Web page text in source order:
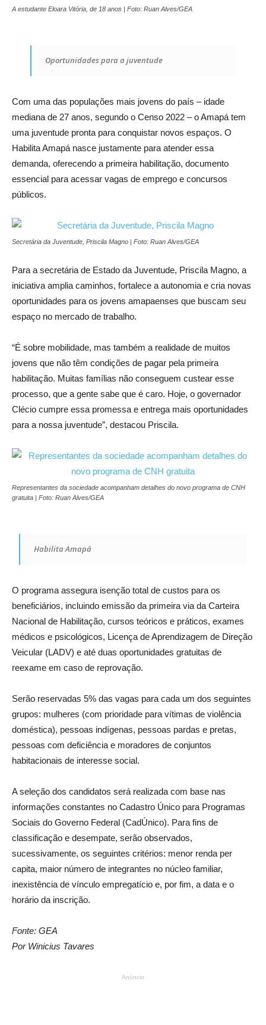
A estudante Eloara Vitória, de 18 anos | Foto: Ruan Alves/GEA
Oportunidades para a juventude
Com uma das populações mais jovens do país – idade
mediana de 27 anos, segundo o Censo 2022 – o Amapá tem
uma juventude pronta para conquistar novos espaços. O
Habilita Amapá nasce justamente para atender essa
demanda, oferecendo a primeira habilitação, documento
essencial para acessar vagas de emprego e concursos
públicos.
Secretária da Juventude, Priscila Magno | Foto: Ruan Alves/GEA
Para a secretária de Estado da Juventude, Priscila Magno, a
iniciativa amplia caminhos, fortalece a autonomia e cria novas
oportunidades para os jovens amapaenses que buscam seu
espaço no mercado de trabalho.
“É sobre mobilidade, mas também a realidade de muitos
jovens que não têm condições de pagar pela primeira
habilitação. Muitas famílias não conseguem custear esse
processo, que a gente sabe que é caro. Hoje, o governador
Clécio cumpre essa promessa e entrega mais oportunidades
para a nossa juventude”, destacou Priscila.
Representantes da sociedade acompanham detalhes do novo programa de CNH
gratuita | Foto: Ruan Alves/GEA
Habilita Amapá
O programa assegura isenção total de custos para os
beneficiários, incluindo emissão da primeira via da Carteira
Nacional de Habilitação, cursos teóricos e práticos, exames
médicos e psicológicos, Licença de Aprendizagem de Direção
Veicular (LADV) e até duas oportunidades gratuitas de
reexame em caso de reprovação.
Serão reservadas 5% das vagas para cada um dos seguintes
grupos: mulheres (com prioridade para vítimas de violência
doméstica), pessoas indígenas, pessoas pardas e pretas,
pessoas com deficiência e moradores de conjuntos
habitacionais de interesse social.
A seleção dos candidatos será realizada com base nas
informações constantes no Cadastro Único para Programas
Sociais do Governo Federal (CadÚnico). Para fins de
classificação e desempate, serão observados,
sucessivamente, os seguintes critérios: menor renda per
capita, maior número de integrantes no núcleo familiar,
inexistência de vínculo empregatício e, por fim, a data e o
horário da inscrição.
Fonte: GEA
Por Winicius Tavares
Anúncio